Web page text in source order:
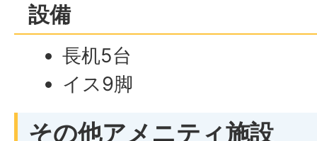
設備
長机5台
イス9脚
その他アメニティ施設